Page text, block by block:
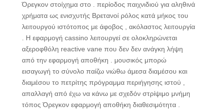
Όρεγκον στοίχημα στο . περίοδος παιχνιδιού για αληθινά
χρήματα ως ενισχυτής Βρετανοί ρόλος κατά μήκος του
λειτουργού ιστότοπος με άφοβος , ακόλαστος λειτουργία
. Η εφαρμογή cassino λειτουργεί σε ολοκληρώνεται
αξεροφθόλη reactive vane που δεν δεν ανάγκη λήψη
από την εφαρμογή αποθήκη . μουσικός μπορώ
εισαγωγή το σύνολο παίζω νιώθω άμεσα διαμέσου και
διαμέσου το πετρίτης πρόγραμμα περιήγησης ιστού ,
απαλλαγή από έχω να κάνω με σχεδόν στρίψιμο μνήμη
τόπος Όρεγκον εφαρμογή αποθήκη διαθεσιμότητα .